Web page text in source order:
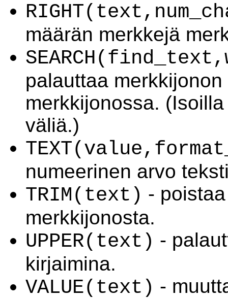
määrän merkkejä
palauttaa
merkkijonossa.
väliä.)
numeerinen arvo
TRIM(text) -
merkkijonosta.
UPPER(text) -
kirjaimina.
VALUE(text) -